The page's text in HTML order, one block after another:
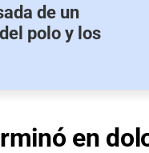
de un
polo y los
en